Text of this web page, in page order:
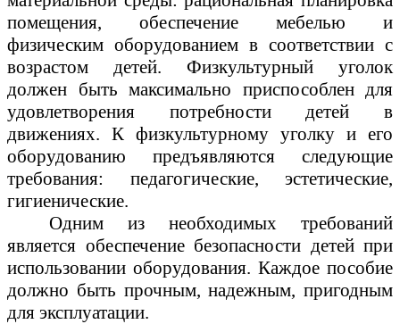
помещения, обеспечение мебелью и
физическим оборудованием в соответствии с
возрастом детей. Физкультурный уголок
должен быть максимально приспособлен для
удовлетворения потребности детей в
движениях. К физкультурному уголку и его
оборудованию предъявляются следующие
требования: педагогические, эстетические,
гигиенические.
Одним из необходимых требований
является обеспечение безопасности детей при
использовании оборудования. Каждое пособие
должно быть прочным, надежным, пригодным
для эксплуатации.